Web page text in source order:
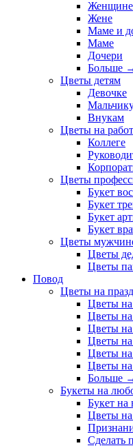
Женщине
Жене
Маме и
Маме
Дочери
Больше
Цветы детям
Девочке
Внукам
Цветы на
Коллеге
Цветы
Букет
Букет
Букет
Букет
Цветы
Цветы
Цветы
Повод
Цветы на
Цветы на
Цветы на
Цветы на
Цветы на
Цветы
Цветы
Больше
Букеты на
Букет на
Цветы
Сделать